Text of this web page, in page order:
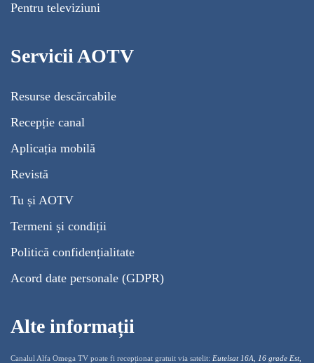
Pentru televiziuni
Servicii AOTV
Resurse descărcabile
Recepție canal
Aplicația mobilă
Revistă
Tu și AOTV
Termeni și condiții
Politică confidențialitate
Acord date personale (GDPR)
Alte informații
Canalul Alfa Omega TV poate fi recepționat gratuit via satelit: Eutelsat 16A, 16 grade Est,